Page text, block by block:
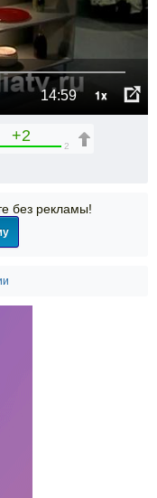
14:59 1x
+2
2
без рекламы!